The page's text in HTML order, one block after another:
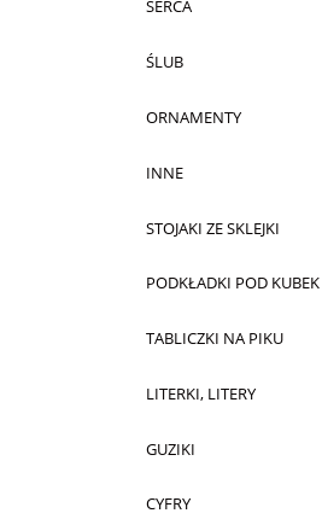
SERCA
ŚLUB
ORNAMENTY
INNE
STOJAKI ZE SKLEJKI
PODKŁADKI POD
TABLICZKI NA PIKU
LITERKI, LITERY
GUZIKI
CYFRY